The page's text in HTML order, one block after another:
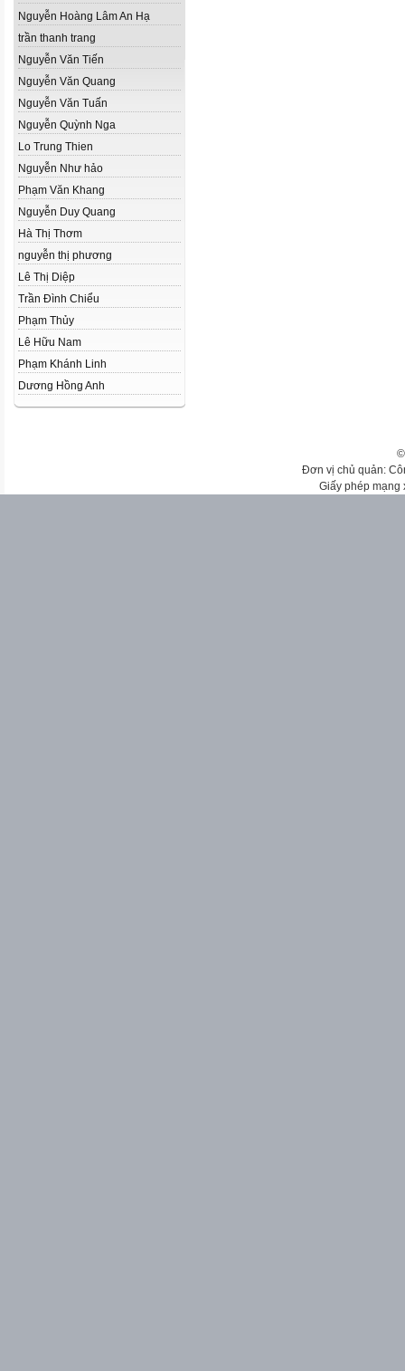
Nguyễn Hoàng Lâm An Hạ
trần thanh trang
Nguyễn Văn Tiến
Nguyễn Văn Quang
Nguyễn Văn Tuấn
Nguyễn Quỳnh Nga
Lo Trung Thien
Nguyễn Như hảo
Phạm Văn Khang
Nguyễn Duy Quang
Hà Thị Thơm
nguyễn thị phương
Lê Thị Diệp
Trần Đình Chiểu
Phạm Thủy
Lê Hữu Nam
Phạm Khánh Linh
Dương Hồng Anh
Đơn vị chủ quản:
Giấy phép mạng